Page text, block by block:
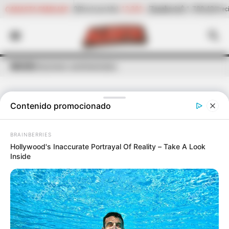
ÚLTIMAS NOTICIAS
DERELACIONES SENTIMENTALES
Contenido promocionado
BRAINBERRIES
Hollywood's Inaccurate Portrayal Of Reality – Take A Look
Inside